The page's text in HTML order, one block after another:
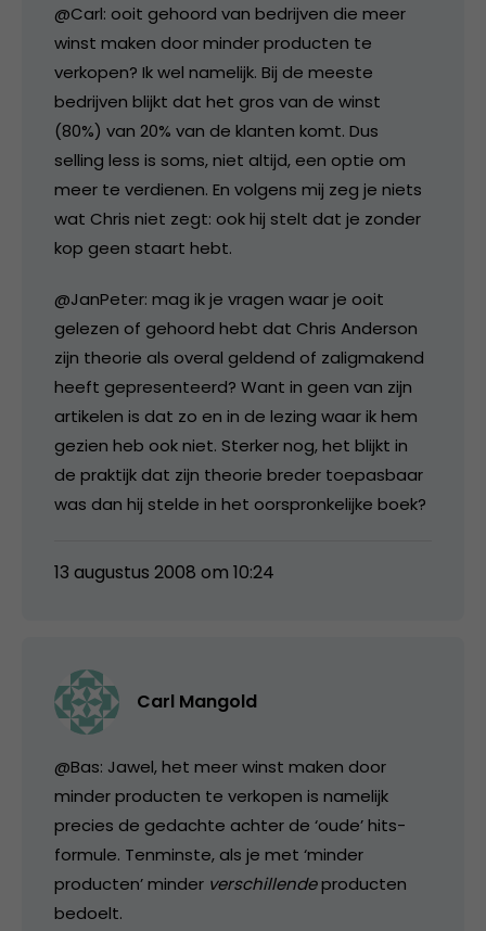
@Carl: ooit gehoord van bedrijven die meer
winst maken door minder producten te
verkopen? Ik wel namelijk. Bij de meeste
bedrijven blijkt dat het gros van de winst
(80%) van 20% van de klanten komt. Dus
selling less is soms, niet altijd, een optie om
meer te verdienen. En volgens mij zeg je niets
wat Chris niet zegt: ook hij stelt dat je zonder
kop geen staart hebt.
@JanPeter: mag ik je vragen waar je ooit
gelezen of gehoord hebt dat Chris Anderson
zijn theorie als overal geldend of zaligmakend
heeft gepresenteerd? Want in geen van zijn
artikelen is dat zo en in de lezing waar ik hem
gezien heb ook niet. Sterker nog, het blijkt in
de praktijk dat zijn theorie breder toepasbaar
was dan hij stelde in het oorspronkelijke boek?
13 augustus 2008 om 10:24
Carl Mangold
@Bas: Jawel, het meer winst maken door
minder producten te verkopen is namelijk
precies de gedachte achter de ‘oude’ hits-
formule. Tenminste, als je met ‘minder
producten’ minder verschillendeproducten
bedoelt.